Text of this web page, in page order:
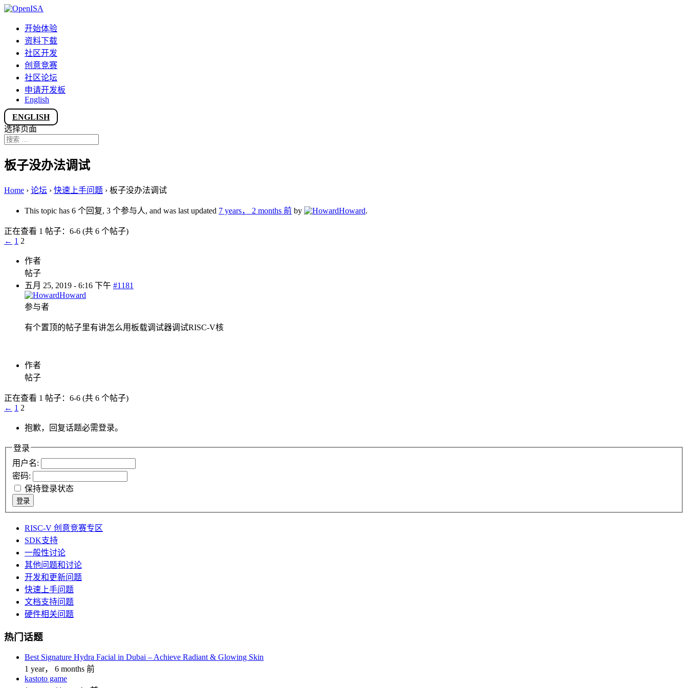
开始体验
资料下载
社区开发
创意竞赛
社区论坛
申请开发板
English
ENGLISH
选择页面
板子没办法调试
Home › 论坛 › 快速上手问题 › 板子没办法调试
This topic has 6 个回复, 3 个参与人, and was last updated 7 years， 2 months 前 by Howard.
正在查看 1 帖子：6-6 (共 6 个帖子)
← 1 2
作者
帖子
五月 25, 2019 - 6:16 下午 #1181
Howard
参与者
有个置顶的帖子里有讲怎么用板载调试器调试RISC-V核
作者
帖子
正在查看 1 帖子：6-6 (共 6 个帖子)
← 1 2
抱歉，回复话题必需登录。
登录
用户名:
密码:
保持登录状态
登录
RISC-V 创意竞赛专区
SDK支持
一般性讨论
其他问题和讨论
开发和更新问题
快速上手问题
文档支持问题
硬件相关问题
热门话题
Best Signature Hydra Facial in Dubai – Achieve Radiant & Glowing Skin
1 year， 6 months 前
kastoto game